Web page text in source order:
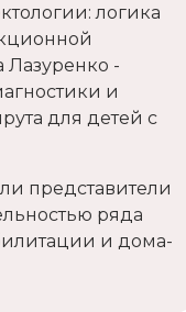
логика
Лазуренко -
и
для детей с
представители
ряда
и дома-